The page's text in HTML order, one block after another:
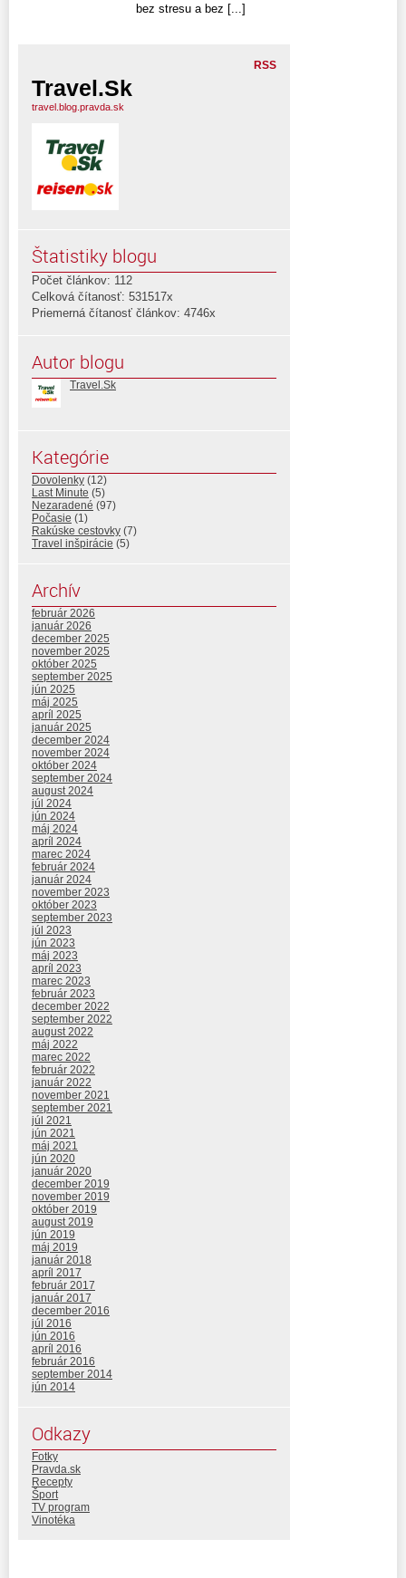
bez stresu a bez [...]
RSS
Travel.Sk
travel.blog.pravda.sk
Štatistiky blogu
Počet článkov: 112
Celková čítanosť: 531517x
Priemerná čítanosť článkov: 4746x
Autor blogu
Travel.Sk
Kategórie
Dovolenky (12)
Last Minute (5)
Nezaradené (97)
Počasie (1)
Rakúske cestovky (7)
Travel inšpirácie (5)
Archív
február 2026
január 2026
december 2025
november 2025
október 2025
september 2025
jún 2025
máj 2025
apríl 2025
január 2025
december 2024
november 2024
október 2024
september 2024
august 2024
júl 2024
jún 2024
máj 2024
apríl 2024
marec 2024
február 2024
január 2024
november 2023
október 2023
september 2023
júl 2023
jún 2023
máj 2023
apríl 2023
marec 2023
február 2023
december 2022
september 2022
august 2022
máj 2022
marec 2022
február 2022
január 2022
november 2021
september 2021
júl 2021
jún 2021
máj 2021
jún 2020
január 2020
december 2019
november 2019
október 2019
august 2019
jún 2019
máj 2019
január 2018
apríl 2017
február 2017
január 2017
december 2016
júl 2016
jún 2016
apríl 2016
február 2016
september 2014
jún 2014
Odkazy
Fotky
Pravda.sk
Recepty
Šport
TV program
Vinotéka